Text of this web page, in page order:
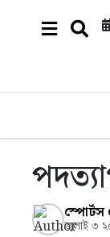
স্পোর্টস
জুলাই ৩